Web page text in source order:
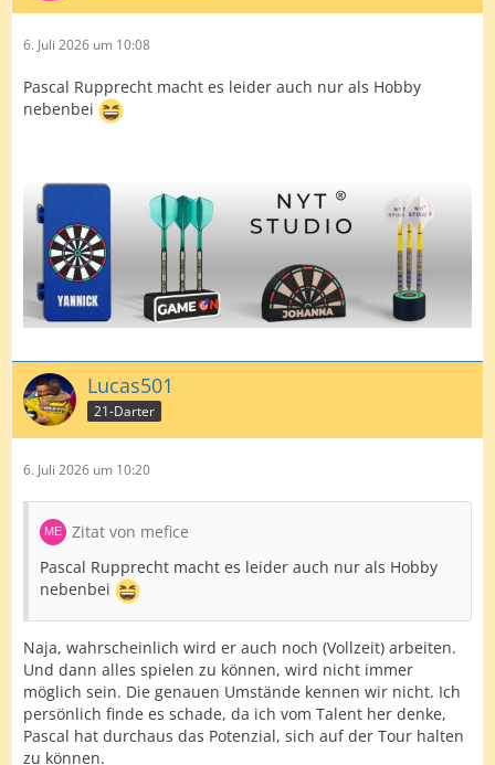
6. Juli 2026 um 10:08
Pascal Rupprecht macht es leider auch nur als Hobby
nebenbei
Lucas501
21-Darter
6. Juli 2026 um 10:20
Zitat von mefice
Pascal Rupprecht macht es leider auch nur als Hobby
nebenbei
Naja, wahrscheinlich wird er auch noch (Vollzeit) arbeiten.
Und dann alles spielen zu können, wird nicht immer
möglich sein. Die genauen Umstände kennen wir nicht. Ich
persönlich finde es schade, da ich vom Talent her denke,
Pascal hat durchaus das Potenzial, sich auf der Tour halten
zu können.